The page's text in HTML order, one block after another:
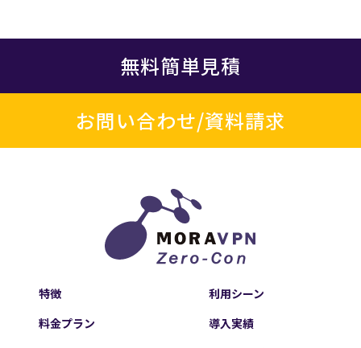
無料簡単見積
お問い合わせ/資料請求
特徴
利用シーン
料金プラン
導入実績